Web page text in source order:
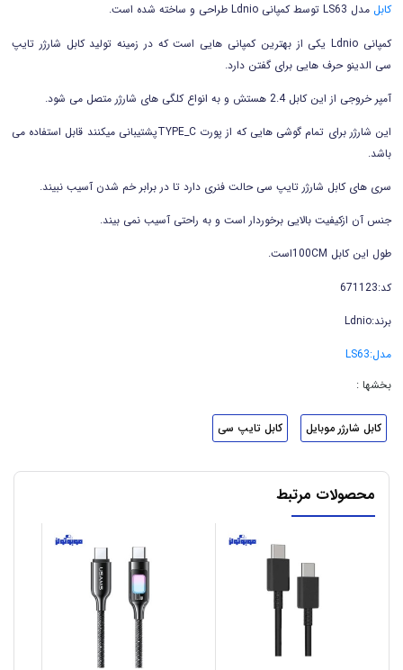
کابل مدل LS63 توسط کمپانی Ldnio طراحی و ساخته شده است.
کمپانی Ldnio یکی از بهترین کمپانی هایی است که در زمینه تولید کابل شارژر تایپ
سی الدینو حرف هایی برای گفتن دارد.
آمپر خروجی از این کابل 2.4 هستش و به انواع کلگی های شارژر متصل می شود.
این شارژر برای تمام گوشی هایی که از پورت TYPE_Cپشتیبانی میکنند قابل استفاده می
باشد.
سری های کابل شارژر تایپ سی حالت فنری دارد تا در برابر خم شدن آسیب نبیند.
جنس آن ازکیفیت بالایی برخوردار است و به راحتی آسیب نمی بیند.
طول این کابل 100CMاست.
کد:671123
برند:Ldnio
مدل:LS63
بخشها :
کابل شارژر موبایل کابل تایپ سی
محصولات مرتبط